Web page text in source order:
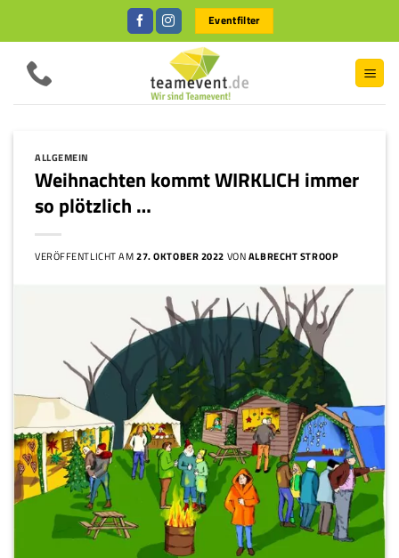
Eventfilter
ALLGEMEIN
Weihnachten kommt WIRKLICH immer
so plötzlich …
VERÖFFENTLICHT AM27. OKTOBER 2022 VONALBRECHT STROOP